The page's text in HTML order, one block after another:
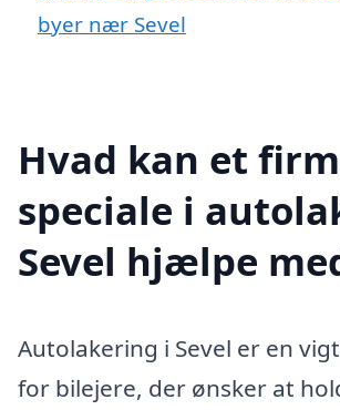
byer nær Sevel
Hvad kan et
speciale i
Sevel hjælpe
Autolakering i Sevel er en
for bilejere, der ønsker at